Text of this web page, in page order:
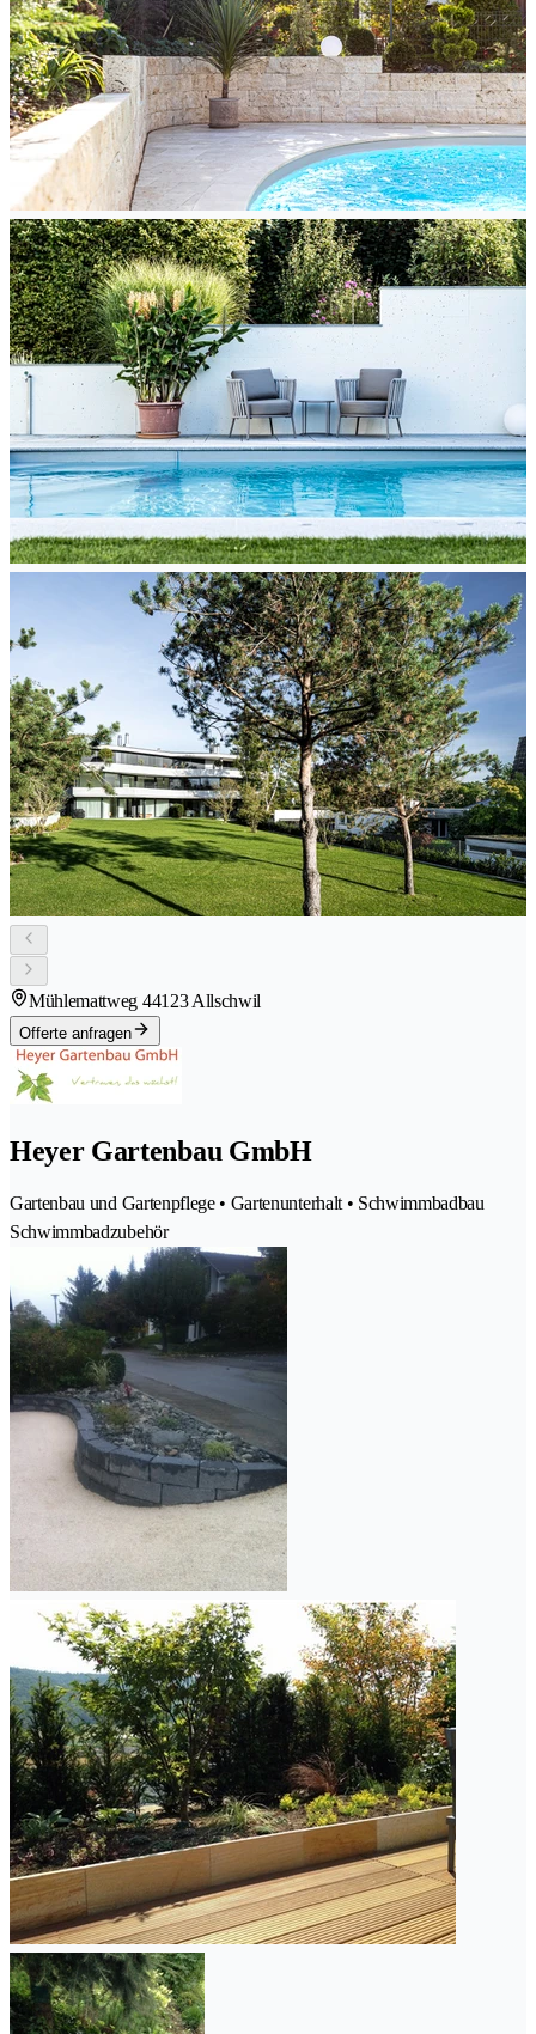
Mühlemattweg 44123 Allschwil
Offerte anfragen
Heyer Gartenbau GmbH
Gartenbau und Gartenpflege • Gartenunterhalt • Schwimmbadbau
Schwimmbadzubehör